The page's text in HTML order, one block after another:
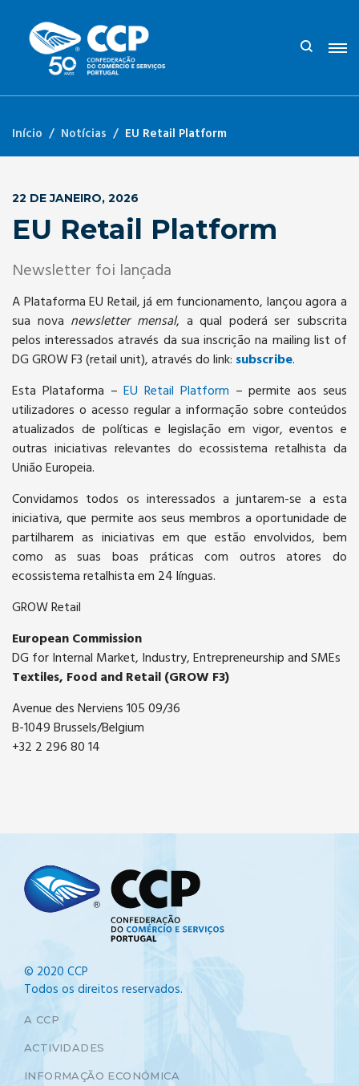
Início Notícias EU Retail Platform
22 DE JANEIRO, 2026
EU Retail Platform
Newsletter foi lançada
A Plataforma EU Retail, já em funcionamento, lançou agora a
sua nova newsletter mensal, a qual poderá ser subscrita
pelos interessados através da sua inscrição na mailing list of
DG GROW F3 (retail unit), através do link: subscribe.
Esta Plataforma –EU Retail Platform – permite aos seus
utilizadores o acesso regular a informação sobre conteúdos
atualizados de políticas e legislação em vigor, eventos e
outras iniciativas relevantes do ecossistema retalhista da
União Europeia.
Convidamos todos os interessados a juntarem-se a esta
iniciativa, que permite aos seus membros a oportunidade de
partilharem as iniciativas em que estão envolvidos, bem
como as suas boas práticas com outros atores do
ecossistema retalhista em 24 línguas.
GROW Retail
European Commission
DG for Internal Market, Industry, Entrepreneurship and SMEs
Textiles, Food and Retail (GROW F3)
Avenue des Nerviens 105 09/36
B-1049 Brussels/Belgium
+32 2 296 80 14
© 2020 CCP
Todos os direitos reservados.
A CCP
ACTIVIDADES
INFORMAÇÃO ECONÓMICA